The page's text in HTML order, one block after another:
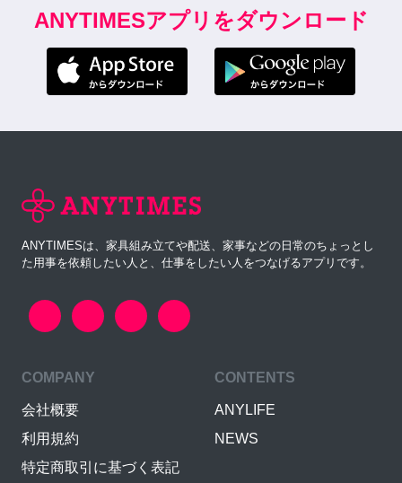
ANYTIMESアプリをダウンロード
ANYTIMESは、家具組み立てや配送、家事などの日常のちょっとし
た用事を依頼したい人と、仕事をしたい人をつなげるアプリです。
COMPANY
会社概要
利用規約
特定商取引に基づく表記
CONTENTS
ANYLIFE
NEWS